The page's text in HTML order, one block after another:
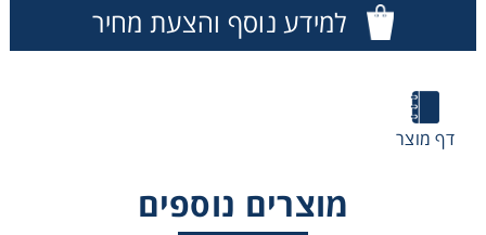
למידע נוסף והצעת מחיר
דף מוצר
מוצרים נוספים
Glassware
Liquid Handling
Reagents & Kits